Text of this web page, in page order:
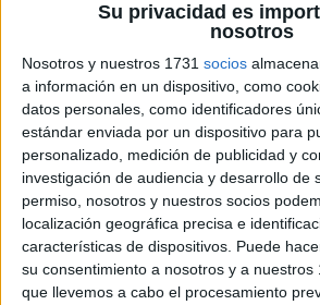
Su privacidad es
nosotros
Nosotros y nuestros 1731 socios
a información en un dispositivo, como
datos personales, como identificadores
estándar enviada por un dispositivo para
personalizado, medición de publicidad y
investigación de audiencia y desarrollo de
permiso, nosotros y nuestros socios
localización geográfica precisa e
características de dispositivos. Puede
su consentimiento a nosotros y a nuestros
que llevemos a cabo el procesamiento
explicativo DESCARGA EL
de palabras + Video explicativo
https://www.youtube.com
Publicado en:5 Años,Abecedario,
Lectoescritura,Lengua,Primer Ciclo
comohacer, diy,edu ,educadoras,educar,